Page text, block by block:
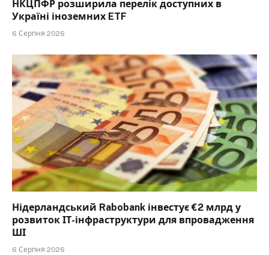
НКЦПФР розширила перелік доступних в
Україні іноземних ETF
6 Серпня 2026
Нідерландський Rabobank інвестує €2 млрд у
розвиток ІТ-інфраструктури для впровадження
ШІ
6 Серпня 2026